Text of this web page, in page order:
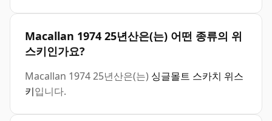
Macallan 1974 25년산은(는) 어떤 종류의 위
스키인가요?
Macallan 1974 25년산은(는) 싱글몰트 스카치 위스
키입니다.